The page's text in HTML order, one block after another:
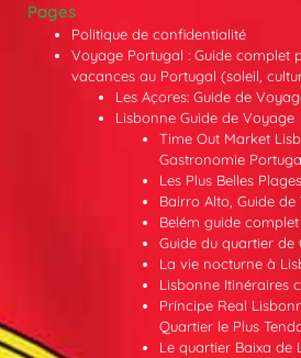
Pages
Politique de confidentialité
Voyage Portugal : Guide complet
vacances au Portugal (soleil,
Les Açores: Guide de
Lisbonne Guide de Voyage
Time Out Market
Gastronomie
Les Plus Belles
Bairro Alto, Guide
Belém guide complet
Guide du quartier de
La vie nocturne à
Lisbonne Itinéraires
Príncipe Real
Quartier le Plus
Le quartier Baixa de